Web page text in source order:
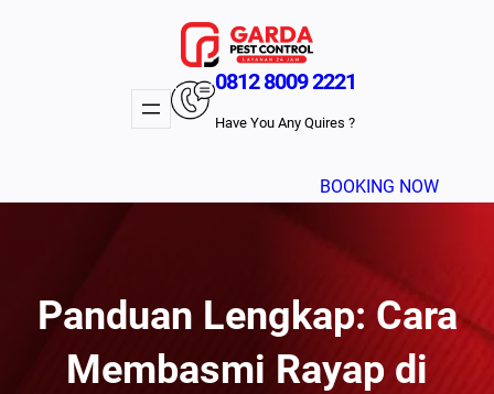
0812 8009 2221
Have You Any Quires ?
BOOKING NOW
Panduan Lengkap: Cara
Membasmi Rayap di